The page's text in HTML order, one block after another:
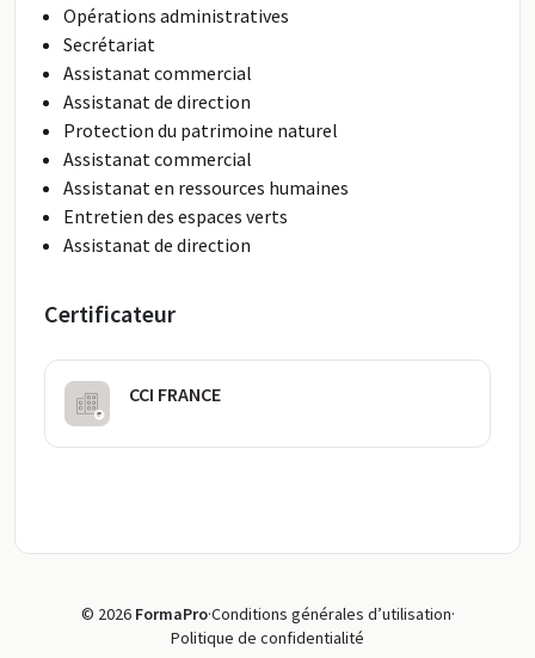
Opérations administratives
Secrétariat
Assistanat commercial
Assistanat de direction
Protection du patrimoine naturel
Assistanat commercial
Assistanat en ressources humaines
Entretien des espaces verts
Assistanat de direction
Certificateur
CCI FRANCE
© 2026 FormaPro·Conditions générales d’utilisation·
Politique de confidentialité